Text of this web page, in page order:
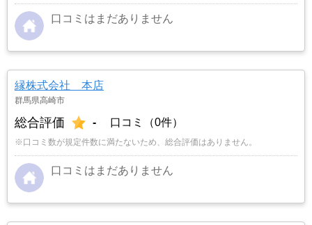
口コミはまだありません
縁株式会社 本店
群馬県高崎市
総合評価 - 口コミ（0件）
※口コミ数が規定件数に満たないため、総合評価はありません。
口コミはまだありません